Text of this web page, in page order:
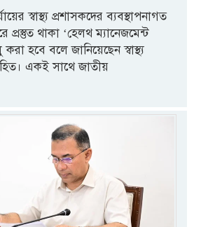
স্বাস্থ্য প্রশাসকদের ব্যবস্থাপনাগত
প্রস্তুত থাকা ‘হেলথ ম্যানেজমেন্ট
হবে বলে জানিয়েছেন স্বাস্থ্য
একই সাথে জাতীয়